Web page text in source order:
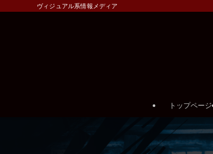
ヴィジュアル系情報メディア
トップページ